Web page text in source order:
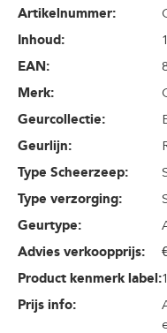
Artikelnummer:
Inhoud:
EAN:
Merk:
Geurcollectie:
Geurlijn:
Type Scheerzeep:
Type verzorging:
Geurtype:
Advies verkoopprijs:
Product kenmerk label:
Prijs info: